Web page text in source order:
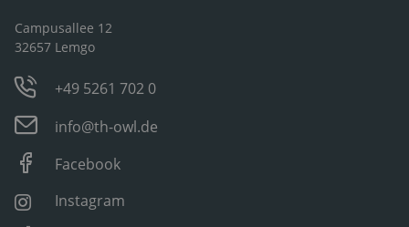
Campusallee 12
32657 Lemgo
+49 5261 702 0
info@th-owl.de
Facebook
Instagram